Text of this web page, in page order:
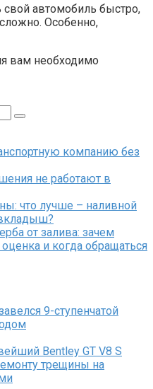
свой автомобиль быстро,
Особенно,
вам необходимо
компанию без
не работают в
что лучше – наливной
от залива: зачем
и когда обращаться
9-ступенчатой
Bentley GT V8 S
трещины на